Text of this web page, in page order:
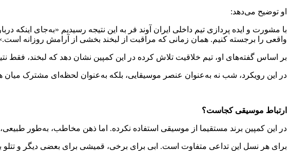
او توضیح می‌دهد:
با مشورت و ایده پردازی تیم داخلی ایران آوند فر به این نتیجه رسیدیم «به‌جای
واقعی را برجسته کنیم. همان زمانی که مراقبت از لبخند بخشی از آرامش روزانه
بر اساس گفته‌های او، تیم خلاقیت تلاش کرده در این کمپین نشان دهد که لبخند،
در این رویکرد، شب نه به‌عنوان عنصر موسیقایی، بلکه به‌عنوان لحظه‌ای مشترک میان
ارتباط موسیقی کجاست؟
در این کمپین برند مستقیما از موسیقی استفاده نکرده. اما ذهن مخاطب، به‌طور
برای هر نسل این تداعی متفاوت است. ابی برای برخی، قمیشی برای بعضی دیگر و تتلو